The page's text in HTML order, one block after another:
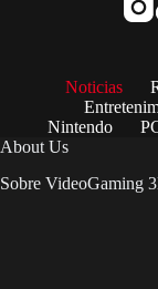
Noticias
Nintendo
About Us
Sobre VideoGaming